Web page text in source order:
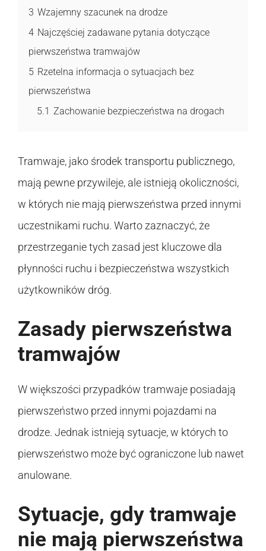
3 Wzajemny szacunek na drodze
4 Najczęściej zadawane pytania dotyczące
pierwszeństwa tramwajów
5 Rzetelna informacja o sytuacjach bez
pierwszeństwa
5.1 Zachowanie bezpieczeństwa na drogach
Tramwaje, jako środek transportu publicznego,
mają pewne przywileje, ale istnieją okoliczności,
w których nie mają pierwszeństwa przed innymi
uczestnikami ruchu. Warto zaznaczyć, że
przestrzeganie tych zasad jest kluczowe dla
płynności ruchu i bezpieczeństwa wszystkich
użytkowników dróg.
Zasady pierwszeństwa
tramwajów
W większości przypadków tramwaje posiadają
pierwszeństwo przed innymi pojazdami na
drodze. Jednak istnieją sytuacje, w których to
pierwszeństwo może być ograniczone lub nawet
anulowane.
Sytuacje, gdy tramwaje
nie mają pierwszeństwa